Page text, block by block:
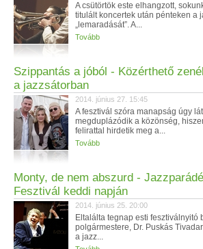
A csütörtök este elhangzott,
titulált koncertek után pénteken a
„lemaradását”. A...
Tovább
Szippantás a jóból - Közérthető
a jazzsátorban
2014. június 27. 15:45
A fesztivál szóra manapság úgy
megduplázódik a közönség,
felirattal hirdetik meg a...
Tovább
Monty, de nem abszurd -
Fesztivál keddi napján
2014. június 25. 20:00
Eltalálta tegnap esti fesztiválnyitó
polgármestere, Dr. Puskás
a jazz...